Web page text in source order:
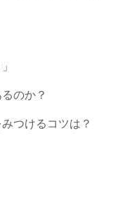
のか？
つけるコツは？